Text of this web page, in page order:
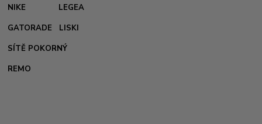
NIKE
LEGEA
GATORADE
LISKI
SÍTĚ POKORNÝ
REMO